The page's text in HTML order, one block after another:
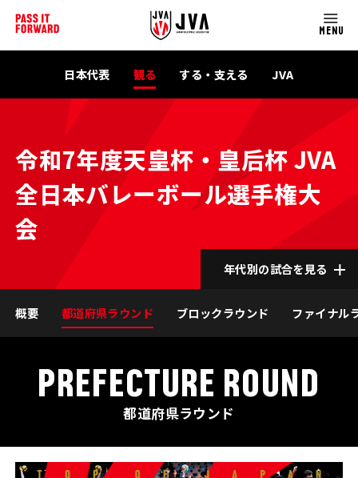
MENU
日本代表 観る する・支える JVA
令和7年度天皇杯・皇后杯 JVA
全日本バレーボール選手権大
会
年代別の試合を見る
概要 都道府県ラウンド ブロックラウンド ファイナル
PREFECTURE ROUND
都道府県ラウンド